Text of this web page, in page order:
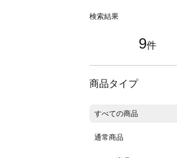
検索結果
9件
商品タイプ
すべての商品
通常商品